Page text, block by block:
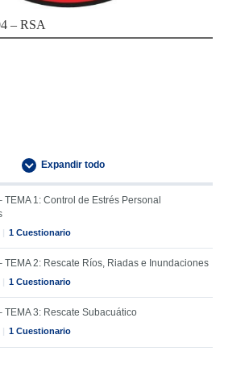
– RSA
Expandir todo
TEMA 1: Control de Estrés Personal
| 1 Cuestionario
– TEMA 1: Control de Estrés Personal
TEMA 2: Rescate Ríos, Riadas e Inundaciones
| 1 Cuestionario
– TEMA 2: Rescate Ríos, Riadas e
TEMA 3: Rescate Subacuático
1 Cuestionario